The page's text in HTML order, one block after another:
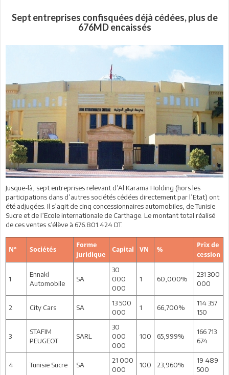
Sept entreprises confisquées déjà cédées, plus de
676MD encaissés
Jusque-là, sept entreprises relevant d’Al Karama Holding (hors les
participations dans d’autres sociétés cédées directement par l’Etat) ont
été adjugées. Il s’agit de cinq concessionnaires automobiles, de Tunisie
Sucre et de l’Ecole internationale de Carthage. Le montant total réalisé
de ces ventes s’élève à 676.801.424 DT.
N° Sociétés
Forme
juridique
Capital VN %
Prix de
cession
1
Ennakl
Automobile
SA
30
000
000
1 60,000%
231 300
000
2 City Cars SA
13 500
000
1 66,700%
114 357
150
3
STAFIM
PEUGEOT
SARL
30
000
000
100 65,999%
166 713
674
4 Tunisie Sucre SA
21 000
000
100 23,960%
19 489
500